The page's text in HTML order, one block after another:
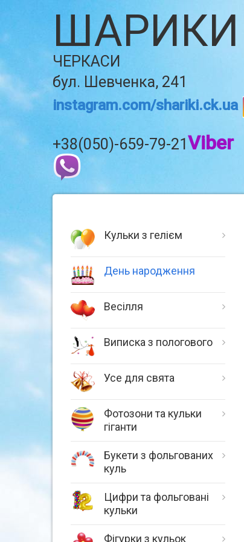
ШАРИКИ
ЧЕРКАСИ
бул. Шевченка, 241
instagram.com/shariki.ck.ua
+38(050)-659-79-21Viber
Кульки з гелієм
День народження
Весілля
Виписка з пологового
Усе для свята
Фотозони та кульки
гіганти
Букети з фольгованих
куль
Цифри та фольговані
кульки
Фігурки з кульок